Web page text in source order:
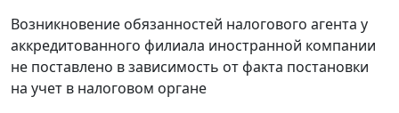
Возникновение обязанностей налогового агента у
аккредитованного филиала иностранной компании
не поставлено в зависимость от факта постановки
на учет в налоговом органе